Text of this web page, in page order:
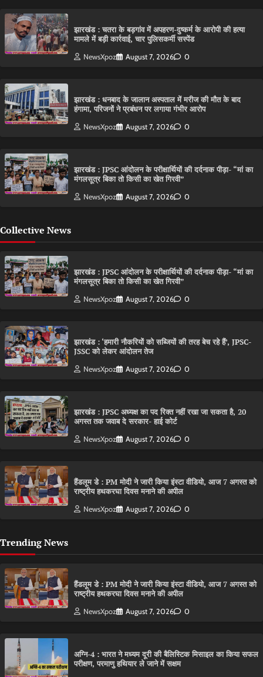
झारखंड : चतरा के बड़गांव में अपहरण-दुष्कर्म के आरोपी की हत्या
मामले में बड़ी कार्रवाई, चार पुलिसकर्मी सस्पेंड
NewsXpoz August 7, 2026 0
झारखंड : धनबाद के जालान अस्पताल में मरीज की मौत के बाद
हंगामा, परिजनों ने प्रबंधन पर लगाया गंभीर आरोप
NewsXpoz August 7, 2026 0
झारखंड : JPSC आंदोलन के परीक्षार्थियों की दर्दनाक पीड़ा- “मां का
मंगलसूत्र बिका तो किसी का खेत गिरवी”
NewsXpoz August 7, 2026 0
Collective News
झारखंड : JPSC आंदोलन के परीक्षार्थियों की दर्दनाक पीड़ा- “मां का
मंगलसूत्र बिका तो किसी का खेत गिरवी”
NewsXpoz August 7, 2026 0
झारखंड : ‘हमारी नौकरियों को सब्जियों की तरह बेच रहे हैं’, JPSC-
JSSC को लेकर आंदोलन तेज
NewsXpoz August 7, 2026 0
झारखंड : JPSC अध्यक्ष का पद रिक्त नहीं रखा जा सकता है, 20
अगस्त तक जवाब दे सरकार- हाई कोर्ट
NewsXpoz August 7, 2026 0
हैंडलूम डे : PM मोदी ने जारी किया इंस्टा वीडियो, आज 7 अगस्त को
राष्ट्रीय हथकरघा दिवस मनाने की अपील
NewsXpoz August 7, 2026 0
Trending News
हैंडलूम डे : PM मोदी ने जारी किया इंस्टा वीडियो, आज 7 अगस्त को
राष्ट्रीय हथकरघा दिवस मनाने की अपील
NewsXpoz August 7, 2026 0
अग्नि-4 : भारत ने मध्यम दूरी की बैलिस्टिक मिसाइल का किया सफल
परीक्षण, परमाणु हथियार ले जाने में सक्षम